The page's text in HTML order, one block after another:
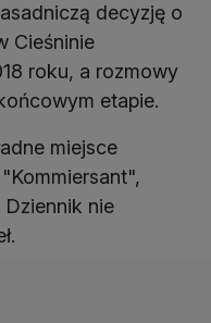
decyzję o
Cieśninie
roku, a rozmowy
etapie.
miejsce
Dziennik nie